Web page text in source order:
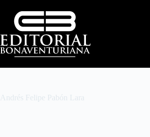
Andrés Felipe Pabón Lara